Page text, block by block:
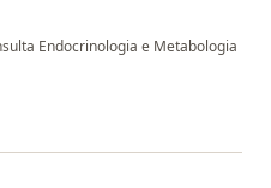
Endocrinologia e Metabologia